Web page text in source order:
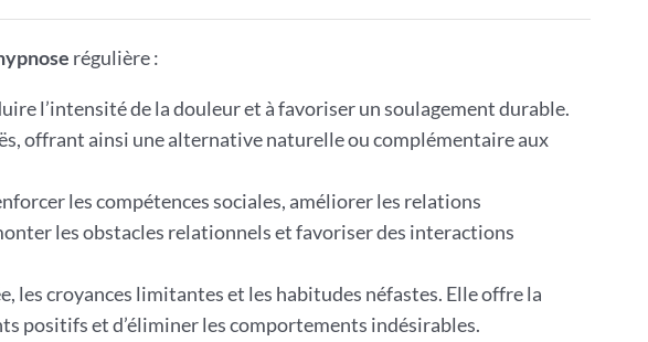
régulière :
l’intensité de la douleur et à favoriser un soulagement durable.
offrant ainsi une alternative naturelle ou complémentaire aux
les compétences sociales, améliorer les relations
les obstacles relationnels et favoriser des interactions
les croyances limitantes et les habitudes néfastes. Elle offre la
positifs et d’éliminer les comportements indésirables.